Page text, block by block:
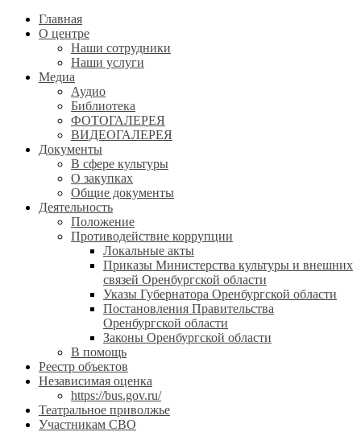
Главная
О центре
Наши сотрудники
Наши услуги
Медиа
Аудио
Библиотека
ФОТОГАЛЕРЕЯ
ВИДЕОГАЛЕРЕЯ
Документы
В сфере культуры
О закупках
Общие документы
Деятельность
Положение
Противодействие коррупции
Локальные акты
Приказы Министерства культуры и внешних
связей Оренбургской области
Указы Губернатора Оренбургской области
Постановления Правительства
Оренбургской области
Законы Оренбургской области
В помощь
Реестр объектов
Независимая оценка
https://bus.gov.ru/
Театральное приволжье
Участникам СВО